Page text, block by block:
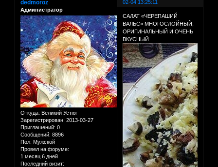
02-04 13:25:11
dedmoroz
Администратор
Откуда: Великий Устюг
Зарегистрирован: 2013-03-27
Приглашений: 0
Сообщений: 8896
Пол: Мужской
Провел на форуме:
1 месяц 6 дней
Последний визит:
САЛАТ «ЧЕРЕПАШИЙ
ВАЛЬС» МНОГОСЛОЙНЫЙ,
ОРИГИНАЛЬНЫЙ И ОЧЕНЬ
ВКУСНЫЙ